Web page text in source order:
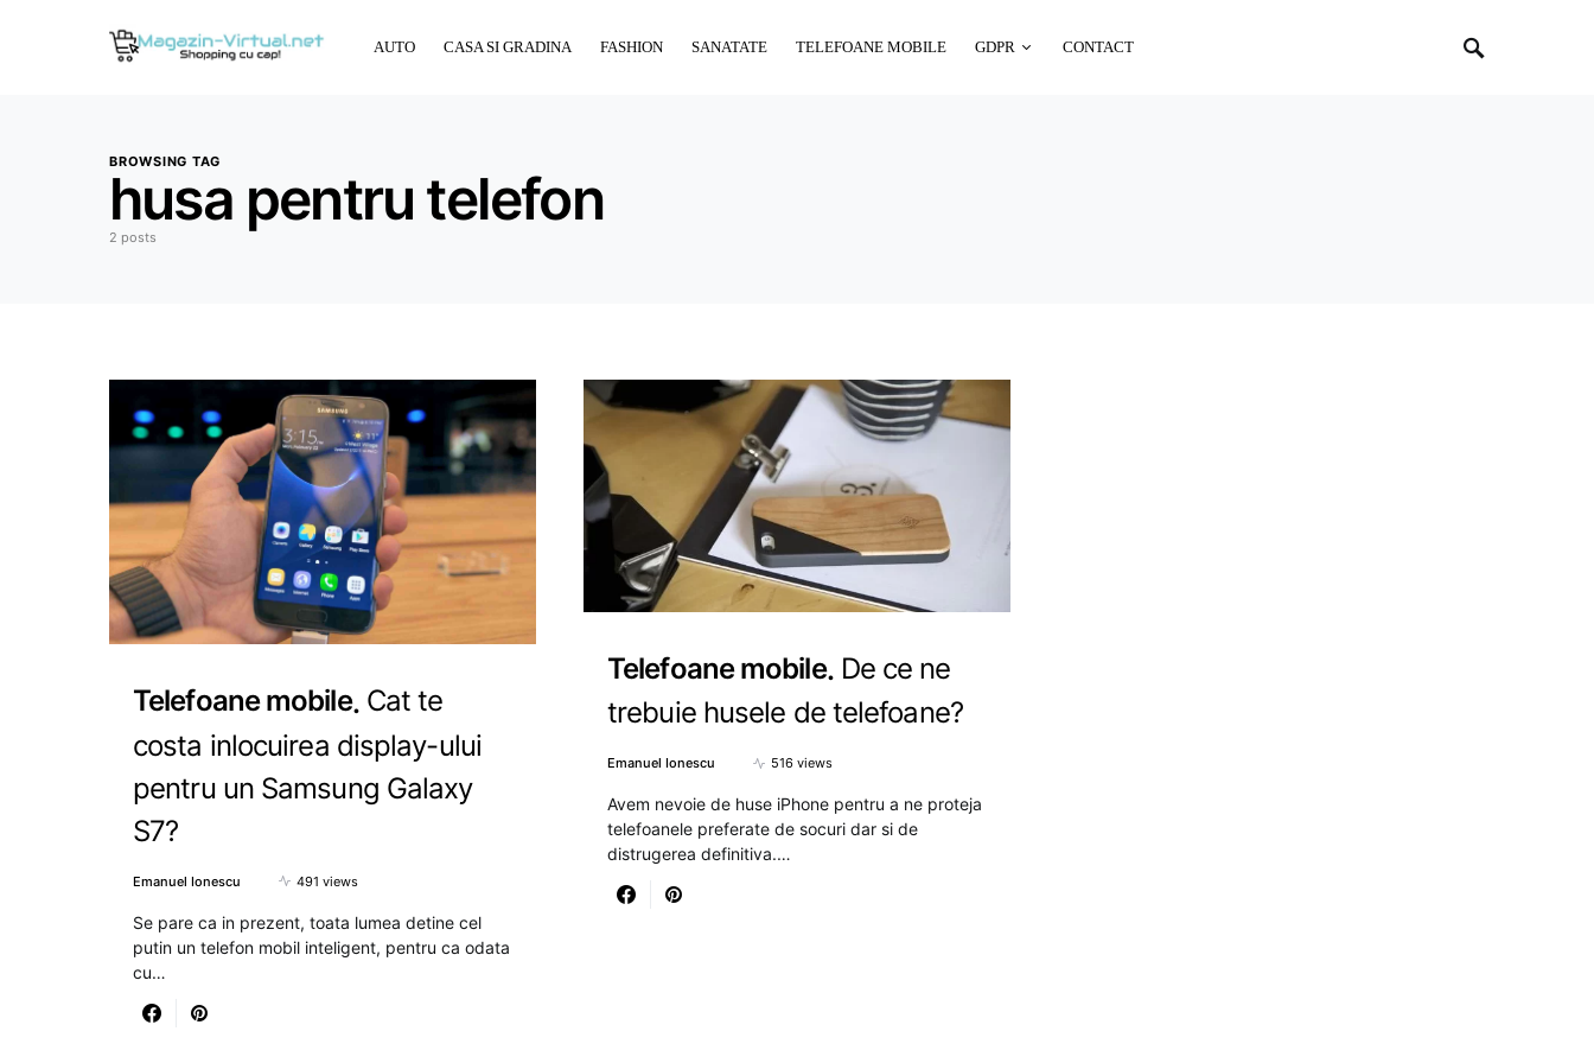
AUTO CASA SI GRADINA FASHION SANATATE TELEFOANE MOBILE GDPR CONTACT
BROWSING TAG
husa pentru telefon
2 posts
Telefoane mobile Cat te
costa inlocuirea display-ului
pentru un Samsung Galaxy
S7?
Emanuel Ionescu 491 views
Se pare ca in prezent, toata lumea detine cel
putin un telefon mobil inteligent, pentru ca odata
cu…
Telefoane mobile De ce ne
trebuie husele de telefoane?
Emanuel Ionescu 516 views
Avem nevoie de huse iPhone pentru a ne proteja
telefoanele preferate de socuri dar si de
distrugerea definitiva.…